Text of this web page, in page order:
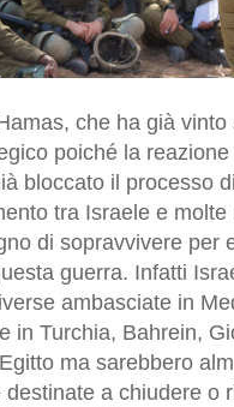
che ha già vinto
poiché la
bloccato il processo
tra Israele e molte
di sopravvivere per
guerra. Infatti
ambasciate in
in Turchia, Bahrein,
ma sarebbero
destinate a chiudere o